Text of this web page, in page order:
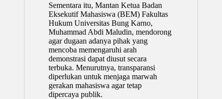
Sementara itu, Mantan Ketua Badan
Eksekutif Mahasiswa (BEM) Fakultas
Hukum Universitas Bung Karno,
Muhammad Abdi Maludin, mendorong
agar dugaan adanya pihak yang
mencoba memengaruhi arah
demonstrasi dapat diusut secara
terbuka. Menurutnya, transparansi
diperlukan untuk menjaga marwah
gerakan mahasiswa agar tetap
dipercaya publik.